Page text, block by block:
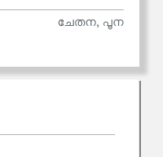
ചേതന, പൂന